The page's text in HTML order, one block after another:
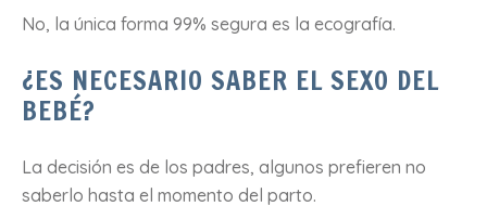
No, la única forma 99% segura es la ecografía.
¿ES NECESARIO SABER EL SEXO DEL
BEBÉ?
La decisión es de los padres, algunos prefieren no
saberlo hasta el momento del parto.